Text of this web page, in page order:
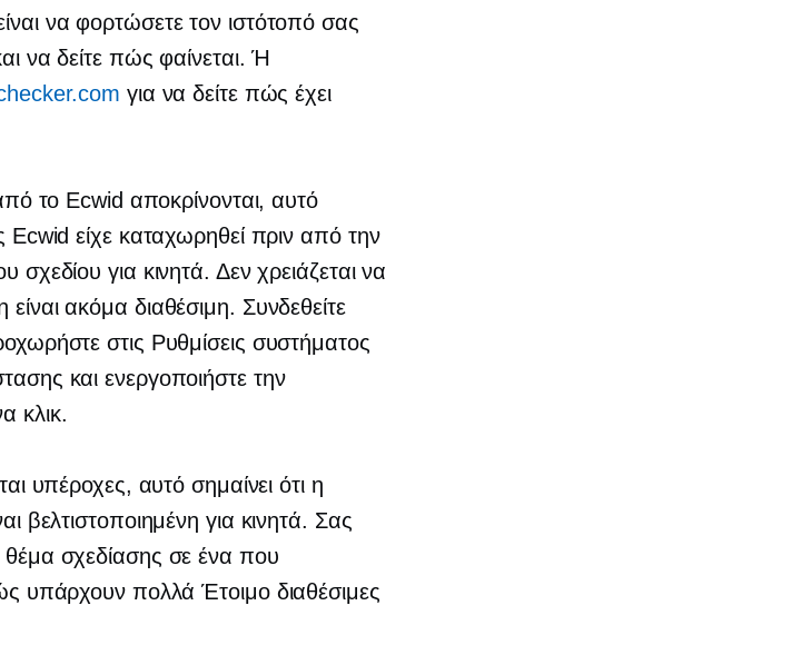
να φορτώσετε τον ιστότοπό σας
να δείτε πώς φαίνεται. Ή
για να δείτε πώς έχει
το Ecwid αποκρίνονται, αυτό
Ecwid είχε καταχωρηθεί πριν από την
σχεδίου για κινητά. Δεν χρειάζεται να
ακόμα διαθέσιμη. Συνδεθείτε
στις Ρυθμίσεις συστήματος
και ενεργοποιήστε την
κλικ.
υπέροχες, αυτό σημαίνει ότι η
βελτιστοποιημένη για κινητά. Σας
θέμα σχεδίασης σε ένα που
υπάρχουν πολλάΈτοιμοδιαθέσιμες